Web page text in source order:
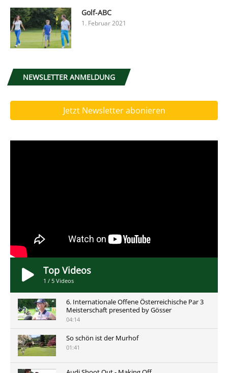
Golf-ABC
1. Februar 2021
NEWSLETTER ANMELDUNG
Jetzt Newsletter abonieren
Top Videos
1 / 5 Videos
6. Internationale Offene Österreichische Par 3
Meisterschaft presented by Gösser
04:14
So schön ist der Murhof
01:41